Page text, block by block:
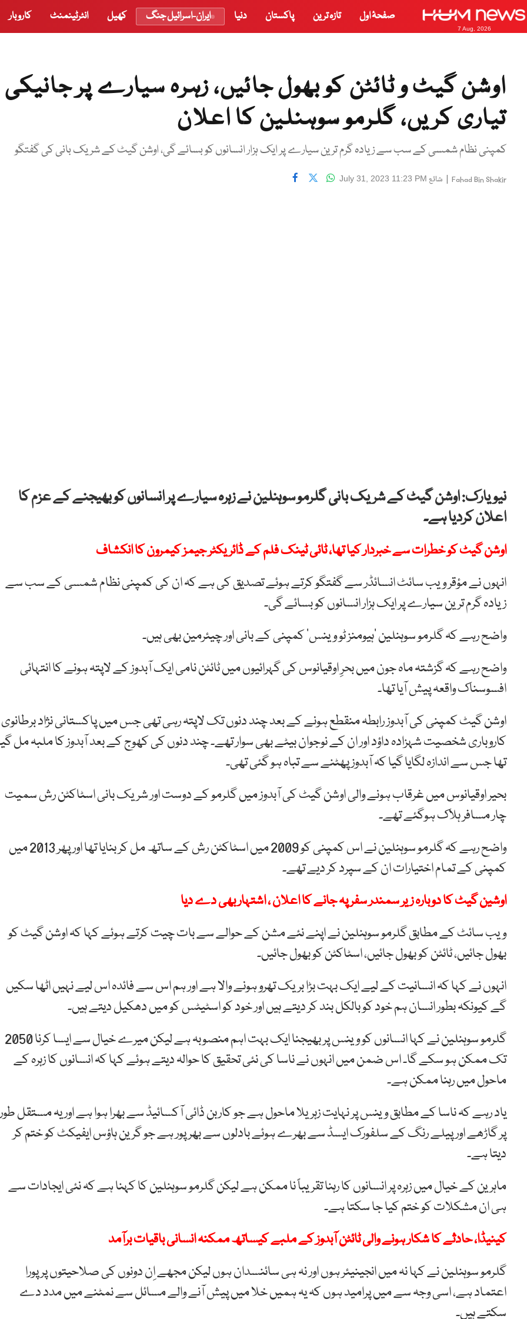
7 Aug, 2026
صفحۂ اول تازہ ترین پاکستان دنیا ایران-اسرائیل جنگ کھیل انٹرٹینمنٹ کاروبار
اوشن گیٹ و ٹائٹن کو بھول جائیں، زہرہ سیارے پر جانیکی
تیاری کریں، گلرمو سوہنلین کا اعلان
کمپنی نظام شمسی کے سب سے زیادہ گرم ترین سیارے پر ایک ہزار انسانوں کو بسائے گی، اوشن گیٹ کے شریک بانی کی گفتگو
Fahad Bin Shakir
| شائع July 31, 2023 11:23 PM
نیویارک: اوشن گیٹ کے شریک بانی گلرمو سوہنلین نے زہرہ سیارے پر انسانوں کو بھیجنے کے عزم کا
اعلان کردیا ہے۔
اوشن گیٹ کو خطرات سے خبردار کیا تھا، ٹائی ٹینک فلم کے ڈائریکٹر جیمز کیمرون کا انکشاف
انہوں نے مؤقر ویب سائٹ انسائڈر سے گفتگو کرتے ہوئے تصدیق کی ہے کہ ان کی کمپنی نظام شمسی کے سب سے
زیادہ گرم ترین سیارے پر ایک ہزار انسانوں کو بسائے گی۔
واضح رہے کہ گلرمو سوہنلین ’ہیومنز ٹو وینس‘ کمپنی کے بانی اور چیئرمین بھی ہیں۔
واضح رہے کہ گزشتہ ماہ جون میں بحرِ اوقیانوس کی گہرائیوں میں ٹائٹن نامی ایک آبدوز کے لاپتہ ہونے کا انتہائی
افسوسناک واقعہ پیش آیا تھا۔
اوشن گیٹ کمپنی کی آبدوز رابطہ منقطع ہونے کے بعد چند دنوں تک لاپتہ رہی تھی جس میں پاکستانی نژاد برطانوی
کاروباری شخصیت شہزادہ داؤد اور ان کے نوجوان بیٹے بھی سوار تھے۔ چند دنوں کی کھوج کے بعد آبدوز کا ملبہ مل
تھا جس سے اندازہ لگایا گیا کہ آبدوز پھٹنے سے تباہ ہو گئی تھی۔
بحیر اوقیانوس میں غرقاب ہونے والی اوشن گیٹ کی آبدوز میں گلرمو کے دوست اور شریک بانی اسٹاکٹن رش سمیت
چار مسافر ہلاک ہوگئے تھے۔
واضح رہے کہ گلرمو سوہنلین نے اس کمپنی کو 2009 میں اسٹاکٹن رش کے ساتھ مل کر بنایا تھا اور پھر 2013 میں
کمپنی کے تمام اختیارات ان کے سپرد کر دیے تھے۔
اوشین گیٹ کا دوبارہ زیر سمندر سفر پہ جانے کا اعلان ، اشتہار بھی دے دیا
ویب سائٹ کے مطابق گلرمو سوہنلین نے اپنے نئے مشن کے حوالے سے بات چیت کرتے ہوئے کہا کہ اوشن گیٹ کو
بھول جائیں، ٹائٹن کو بھول جائیں، اسٹاکٹن کو بھول جائیں۔
انہوں نے کہا کہ انسانیت کے لیے ایک بہت بڑا بریک تھرو ہونے والا ہے اور ہم اس سے فائدہ اس لیے نہیں اٹھا سکیں
گے کیونکہ بطور انسان ہم خود کو بالکل بند کر دیتے ہیں اور خود کو اسٹیٹس کو میں دھکیل دیتے ہیں۔
گلرمو سوہنلین نے کہا انسانوں کو وینس پر بھیجنا ایک بہت اہم منصوبہ ہے لیکن میرے خیال سے ایسا کرنا 2050
تک ممکن ہو سکے گا۔ اس ضمن میں انہوں نے ناسا کی نئی تحقیق کا حوالہ دیتے ہوئے کہا کہ انسانوں کا زہرہ کے
ماحول میں رہنا ممکن ہے۔
یاد رہے کہ ناسا کے مطابق وینس پر نہایت زہریلا ماحول ہے جو کاربن ڈائی آکسائیڈ سے بھرا ہوا ہے اور یہ مستقل طور
پر گاڑھے اور پیلے رنگ کے سلفورک ایسڈ سے بھرے ہوئے بادلوں سے بھرپور ہے جو گرین ہاؤس ایفیکٹ کو ختم کر
دیتا ہے۔
ماہرین کے خیال میں زہرہ پر انسانوں کا رہنا تقریباً نا ممکن ہے لیکن گلرمو سوہنلین کا کہنا ہے کہ نئی ایجادات سے
ہی ان مشکلات کو ختم کیا جا سکتا ہے۔
کینیڈا، حادثے کا شکار ہونے والی ٹائٹن آبدوز کے ملبے کیساتھ ممکنہ انسانی باقیات برآمد
گلرمو سوہنلین نے کہا نہ میں انجینیئر ہوں اور نہ ہی سائنسدان ہوں لیکن مجھے اِن دونوں کی صلاحیتوں پر پورا
اعتماد ہے، اسی وجہ سے میں پرامید ہوں کہ یہ ہمیں خلا میں پیش آنے والے مسائل سے نمٹنے میں مدد دے
سکتے ہیں۔